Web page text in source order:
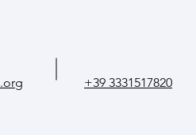
+39 3331517820